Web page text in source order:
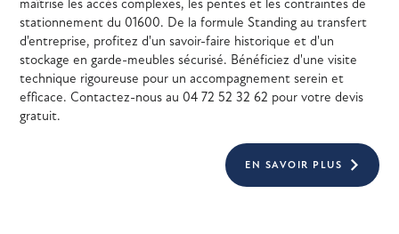
maîtrise les accès complexes, les pentes et les contraintes de
stationnement du 01600. De la formule Standing au transfert
d'entreprise, profitez d'un savoir-faire historique et d'un
stockage en garde-meubles sécurisé. Bénéficiez d'une visite
technique rigoureuse pour un accompagnement serein et
efficace. Contactez-nous au 04 72 52 32 62 pour votre devis
gratuit.
EN SAVOIR PLUS